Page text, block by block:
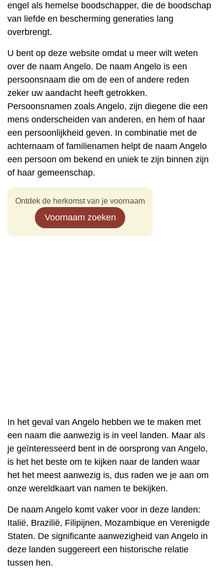
engel als hemelse boodschapper, die de boodschap
van liefde en bescherming generaties lang
overbrengt.
U bent op deze website omdat u meer wilt weten
over de naam Angelo. De naam Angelo is een
persoonsnaam die om de een of andere reden
zeker uw aandacht heeft getrokken.
Persoonsnamen zoals Angelo, zijn diegene die een
mens onderscheiden van anderen, en hem of haar
een persoonlijkheid geven. In combinatie met de
achternaam of familienamen helpt de naam Angelo
een persoon om bekend en uniek te zijn binnen zijn
of haar gemeenschap.
Ontdek de herkomst van je voornaam
Voornaam zoeken
In het geval van Angelo hebben we te maken met
een naam die aanwezig is in veel landen. Maar als
je geïnteresseerd bent in de oorsprong van Angelo,
is het het beste om te kijken naar de landen waar
het het meest aanwezig is, dus raden we je aan om
onze wereldkaart van namen te bekijken.
De naam Angelo komt vaker voor in deze landen:
Italië, Brazilië, Filipijnen, Mozambique en Verenigde
Staten. De significante aanwezigheid van Angelo in
deze landen suggereert een historische relatie
tussen hen.